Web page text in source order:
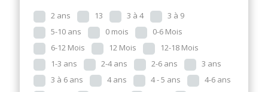
2 ans 13 3 à 4
3 à 9
5-10 ans
0 mois
0-6 Mois
6-12 Mois
12 Mois
12-18 Mois
1-3 ans
2-4 ans 2-6 ans
3 ans
3 à 6 ans
4 ans 4 - 5 ans
4-6 ans